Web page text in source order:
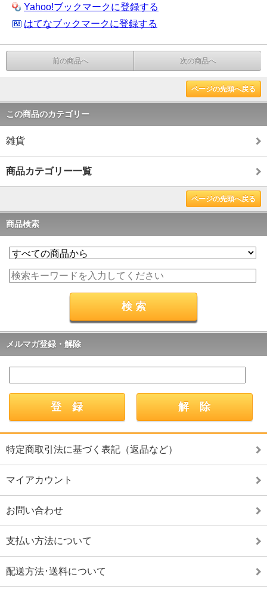
Yahoo!ブックマークに登録する
はてなブックマークに登録する
前の商品へ 次の商品へ
ページの先頭へ戻る
この商品のカテゴリー
雑貨
商品カテゴリー一覧
ページの先頭へ戻る
商品検索
メルマガ登録・解除
特定商取引法に基づく表記（返品など）
マイアカウント
お問い合わせ
支払い方法について
配送方法･送料について